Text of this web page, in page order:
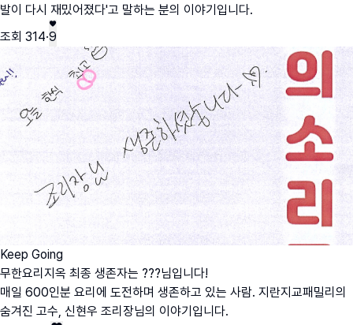
발이 다시 재밌어졌다'고 말하는 분의 이야기입니다.
조회 314·9
Keep Going
무한요리지옥 최종 생존자는 ???님입니다!
매일 600인분 요리에 도전하며 생존하고 있는 사람. 지란지교패밀리의
숨겨진 고수, 신현우 조리장님의 이야기입니다.